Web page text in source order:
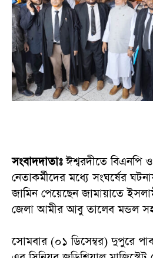
‎সংবাদদাতাঃঈশ্বরদীতে বিএনপি
নেতাকর্মীদের মধ্যে সংঘর্ষের
জামিন পেয়েছেন জামায়াতে
জেলা আমীর আবু তালেব মন্ডল সহ
‎সোমবার (০১ ডিসেম্বর) দুপুরে